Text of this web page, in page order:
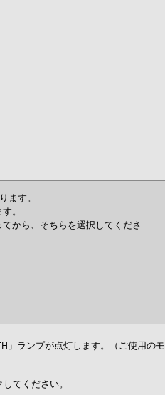
ます。
。
から、そちらを選択してくださ
」ランプが点灯します。（ご使用のモ
てください。